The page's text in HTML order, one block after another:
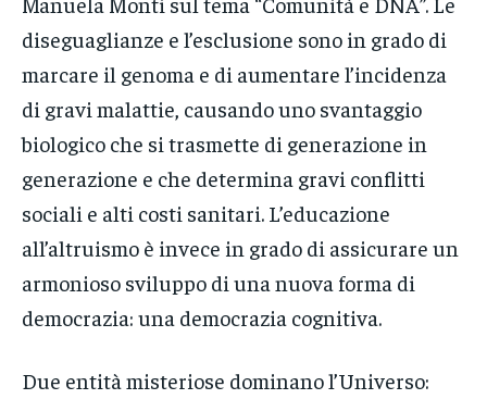
diseguaglianze e l’esclusione sono in grado di
marcare il genoma e di aumentare l’incidenza
di gravi malattie, causando uno svantaggio
biologico che si trasmette di generazione in
generazione e che determina gravi conflitti
sociali e alti costi sanitari. L’educazione
all’altruismo è invece in grado di assicurare un
armonioso sviluppo di una nuova forma di
democrazia: una democrazia cognitiva.
Due entità misteriose dominano l’Universo: